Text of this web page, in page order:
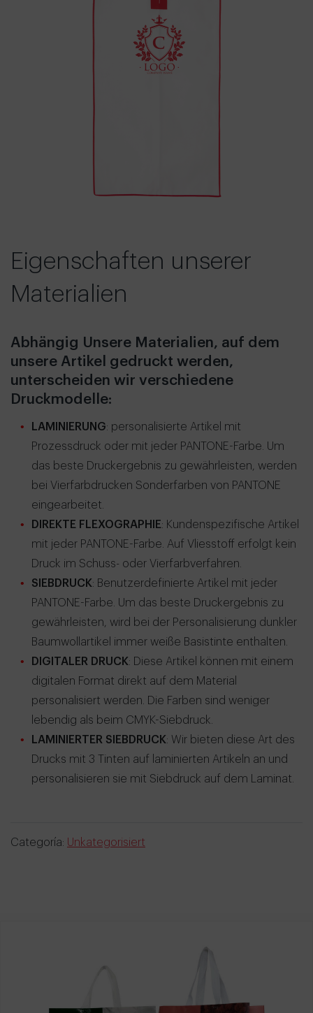
Eigenschaften unserer
Materialien
Abhängig Unsere Materialien, auf dem
unsere Artikel gedruckt werden,
unterscheiden wir verschiedene
Druckmodelle:
LAMINIERUNG: personalisierte Artikel mit
Prozessdruck oder mit jeder PANTONE-Farbe. Um
das beste Druckergebnis zu gewährleisten, werden
bei Vierfarbdrucken Sonderfarben von PANTONE
eingearbeitet.
DIREKTE FLEXOGRAPHIE: Kundenspezifische Artikel
mit jeder PANTONE-Farbe. Auf Vliesstoff erfolgt kein
Druck im Schuss- oder Vierfarbverfahren.
SIEBDRUCK: Benutzerdefinierte Artikel mit jeder
PANTONE-Farbe. Um das beste Druckergebnis zu
gewährleisten, wird bei der Personalisierung dunkler
Baumwollartikel immer weiße Basistinte enthalten.
DIGITALER DRUCK: Diese Artikel können mit einem
digitalen Format direkt auf dem Material
personalisiert werden. Die Farben sind weniger
lebendig als beim CMYK-Siebdruck.
LAMINIERTER SIEBDRUCK: Wir bieten diese Art des
Drucks mit 3 Tinten auf laminierten Artikeln an und
personalisieren sie mit Siebdruck auf dem Laminat.
Categoría: Unkategorisiert